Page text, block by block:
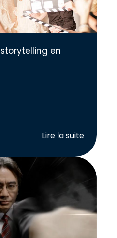
en
Lire l'article :
Lire la suite